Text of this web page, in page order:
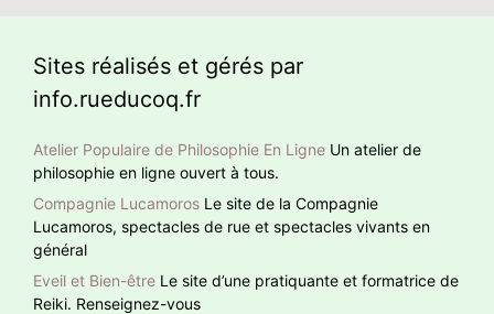
Sites réalisés et gérés par
info.rueducoq.fr
Atelier Populaire de Philosophie En Ligne Un atelier de
philosophie en ligne ouvert à tous.
Compagnie Lucamoros Le site de la Compagnie
Lucamoros, spectacles de rue et spectacles vivants en
général
Eveil et Bien-être Le site d’une pratiquante et formatrice de
Reiki. Renseignez-vous